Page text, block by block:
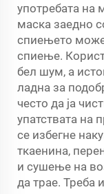
употребата на
маска заедно
спиењето
спиење.
бел шум, а
ладна за
често да ја
упатствата на
се избегне
ткаенина,
и сушење на
да трае. Треба